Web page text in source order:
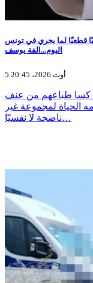
قطعيّا لما يجري في تونس
اليوم...الفة يوسف
5 أوت 2026، 20:45
كسا طباعهم من عنف
الحياة لمجموعة غير
ناضجة لا نفسيّا…